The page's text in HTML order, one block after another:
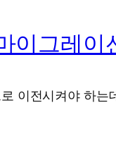
이그레이
이전시켜야 하